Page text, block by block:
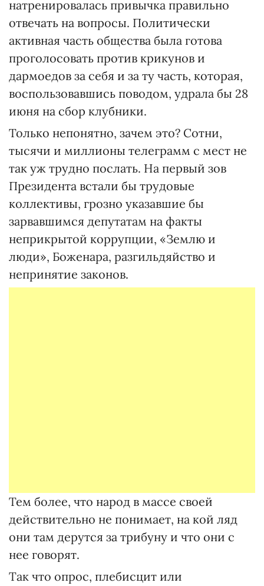
натренировалась привычка правильно
отвечать на вопросы. Политически
активная часть общества была готова
проголосовать против крикунов и
дармоедов за себя и за ту часть, которая,
воспользовавшись поводом, удрала бы 28
июня на сбор клубники.
Только непонятно, зачем это? Сотни,
тысячи и миллионы телеграмм с мест не
так уж трудно послать. На первый зов
Президента встали бы трудовые
коллективы, грозно указавшие бы
зарвавшимся депутатам на факты
неприкрытой коррупции, «Землю и
люди», Боженара, разгильдяйство и
непринятие законов.
Тем более, что народ в массе своей
действительно не понимает, на кой ляд
они там дерутся за трибуну и что они с
нее говорят.
Так что опрос, плебисцит или